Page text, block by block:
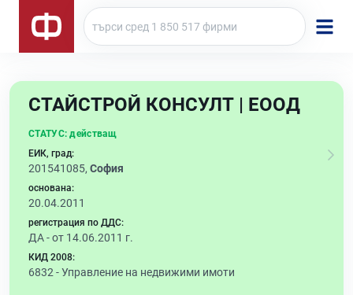
СТАЙСТРОЙ КОНСУЛТ | ЕООД
СТАТУС: действащ
ЕИК, град:
201541085, София
основана:
20.04.2011
регистрация по ДДС:
ДА - от 14.06.2011 г.
КИД 2008:
6832 -Управление на недвижими имоти